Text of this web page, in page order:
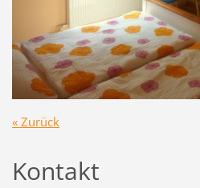
« Zurück
Kontakt